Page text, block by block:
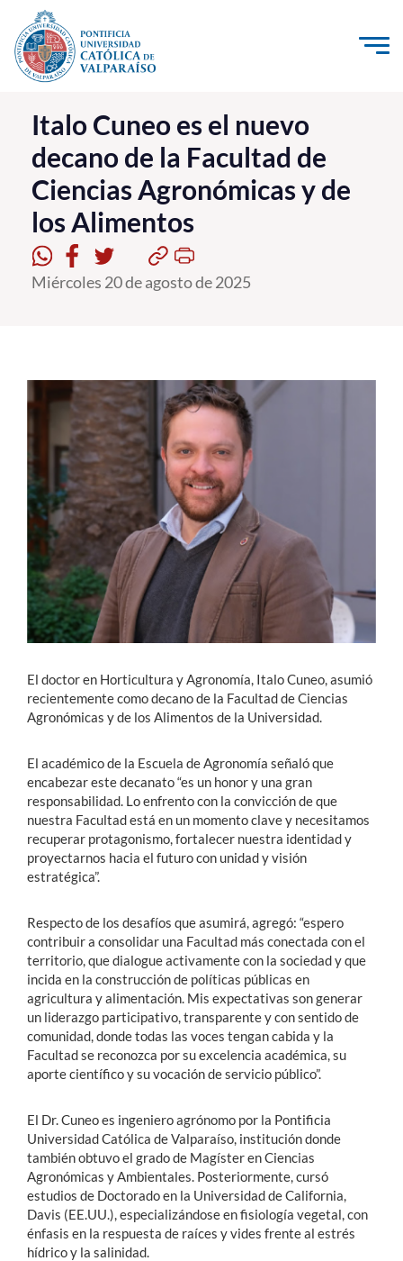
Click acá para ir directamente al contenido
La Universidad
Investigación, Creación e Innovación
PUCV Internacional
Vinculación con el Medio
Admisión
Formación Continua
Estudiantes
Académicos
Funcionarios
Alumni
English
Italo Cuneo es el nuevo
decano de la Facultad de
Ciencias Agronómicas y de
los Alimentos
Miércoles 20 de agosto de 2025
El doctor en Horticultura y Agronomía, Italo Cuneo, asumió
recientemente como decano de la Facultad de Ciencias
Agronómicas y de los Alimentos de la Universidad.
El académico de la Escuela de Agronomía señaló que
encabezar este decanato “es un honor y una gran
responsabilidad. Lo enfrento con la convicción de que
nuestra Facultad está en un momento clave y necesitamos
recuperar protagonismo, fortalecer nuestra identidad y
proyectarnos hacia el futuro con unidad y visión
estratégica”.
Respecto de los desafíos que asumirá, agregó: “espero
contribuir a consolidar una Facultad más conectada con el
territorio, que dialogue activamente con la sociedad y que
incida en la construcción de políticas públicas en
agricultura y alimentación. Mis expectativas son generar
un liderazgo participativo, transparente y con sentido de
comunidad, donde todas las voces tengan cabida y la
Facultad se reconozca por su excelencia académica, su
aporte científico y su vocación de servicio público”.
El Dr. Cuneo es ingeniero agrónomo por la Pontificia
Universidad Católica de Valparaíso, institución donde
también obtuvo el grado de Magíster en Ciencias
Agronómicas y Ambientales. Posteriormente, cursó
estudios de Doctorado en la Universidad de California,
Davis (EE.UU.), especializándose en fisiología vegetal, con
énfasis en la respuesta de raíces y vides frente al estrés
hídrico y la salinidad.